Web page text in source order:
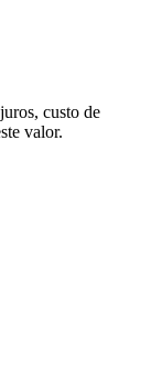
custo de
valor.